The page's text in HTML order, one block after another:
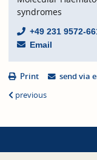
syndromes
+49 231 9572-
Email
Print send via
previous